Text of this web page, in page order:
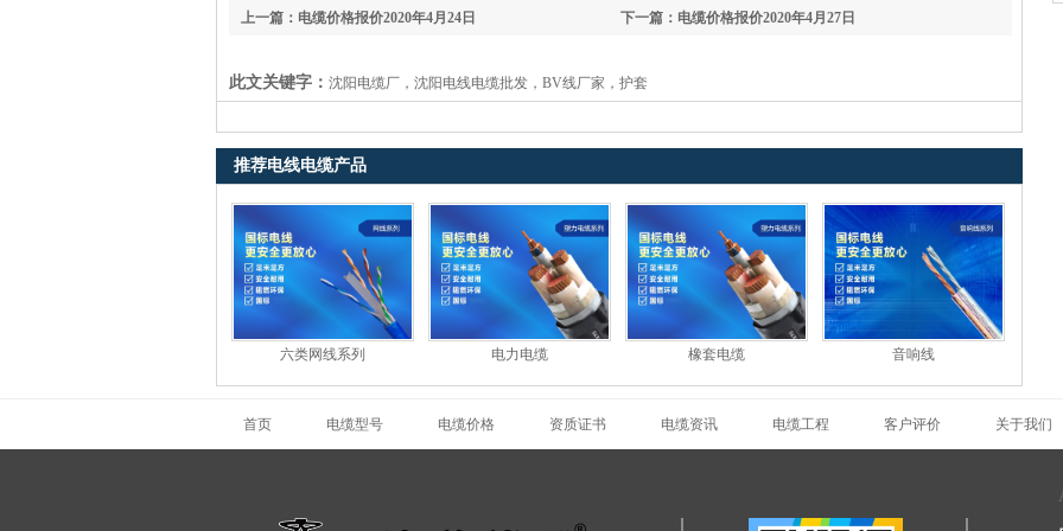
下一篇：电缆价格报价2020年4月27日
上一篇：电缆价格报价2020年4月24日
此文关键字： 沈阳电缆厂，沈阳电线电缆批发，BV线厂家，护套
推荐电线电缆产品
六类网线系列 电力电缆 橡套电缆 音响线
首页 电缆型号 电缆价格 资质证书 电缆资讯 电缆工程 客户评价 关于我们